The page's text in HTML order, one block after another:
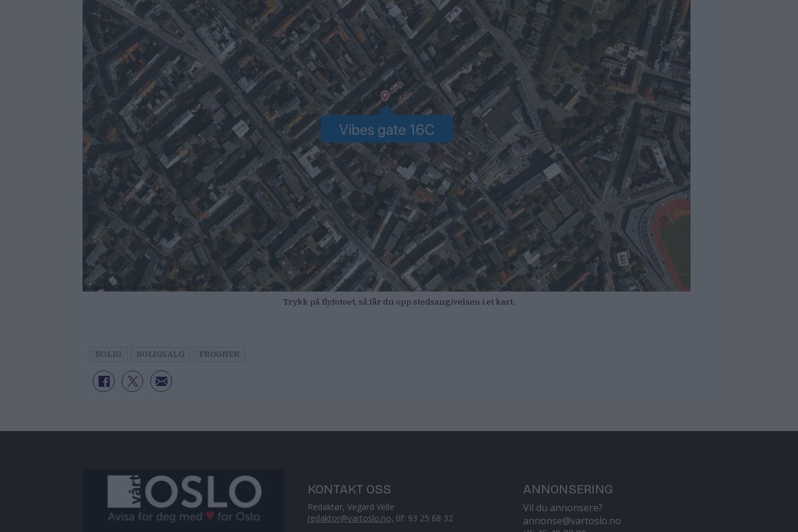
Trykk på flyfotoet, så får du opp stedsangivelsen i et kart.
BOLIG BOLIGSALG FROGNER
KONTAKT OSS
Redaktør, Vegard Velle
redaktor@vartoslo.no, tlf: 93 25 68 32
ANNONSERING
Vil du annonsere?
annonse@vartoslo.no